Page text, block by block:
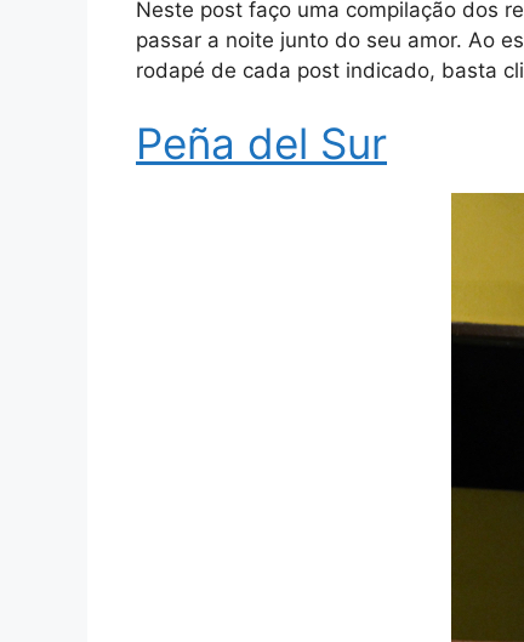
Neste post faço uma compilação dos
passar a noite junto do seu amor. Ao
rodapé de cada post indicado, basta
Peña del Sur